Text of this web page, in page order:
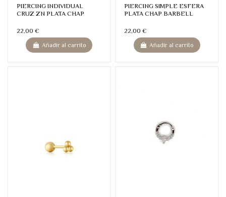
PIERCING INDIVIDUAL
CRUZ ZN PLATA CHAP
22,00 €
Añadir al carrito
PIERCING SIMPLE ESFERA
PLATA CHAP BARBELL
22,00 €
Añadir al carrito